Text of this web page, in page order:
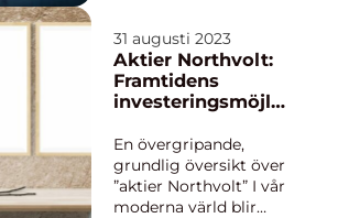
sätt för
privatpersoner att öka
sina tillgångar och
göra sina pengar att
viktigaste besluten
vid invester...
31 augusti 2023
Aktier Northvolt:
Framtidens
investeringsmöjli
batteriteknik
En övergripande,
grundlig översikt över
”aktier Northvolt” I vår
moderna värld blir